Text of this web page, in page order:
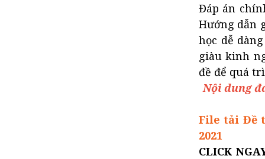
Đáp án
Hướng dẫn
học dễ
giàu kinh
đề để quá
Nội dung
File tải Đề
2021
CLICK